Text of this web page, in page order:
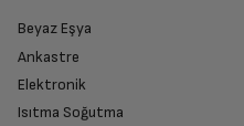
Beyaz Eşya
Ankastre
Elektronik
Isıtma Soğutma